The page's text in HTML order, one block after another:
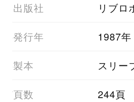
03出版社 リブロ
05発行年 1987年
06製本 スリー
07頁数 244頁